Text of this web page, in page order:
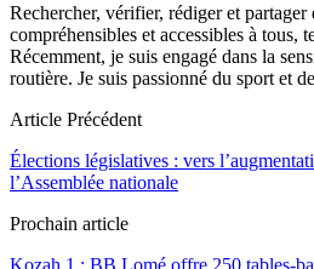
Rechercher, vérifier, rédiger et
compréhensibles et accessibles à tous,
Récemment, je suis engagé dans la
routière. Je suis passionné du sport et
Article Précédent
Élections législatives : vers
l’Assemblée nationale
Prochain article
Kozah 1 : BB Lomé offre 250 tables-